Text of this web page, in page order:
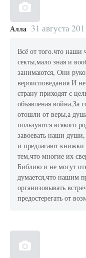
Алла 31 августа
Всё от того.что наши
секты,мало зная и
занимаются, Они
вероисповедания И
страну приходят с
объявленая война,За
отошли от веры,а
пользуются всякого
завоевать наши
и предлагают
тем,что многие их
Библию и не могут
думается,что нашим
организовывать
предостерегать от